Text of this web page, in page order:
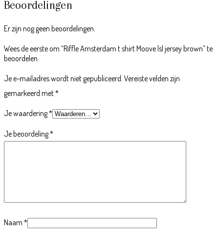
Beoordelingen
Er zijn nog geen beoordelingen.
Wees de eerste om “Riffle Amsterdam t shirt Moove lsl jersey brown” te
beoordelen
Je e-mailadres wordt niet gepubliceerd. Vereiste velden zijn
gemarkeerd met*
Je waardering*
Je beoordeling*
Naam *